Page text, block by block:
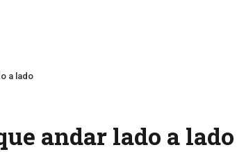
a lado
andar lado a lado